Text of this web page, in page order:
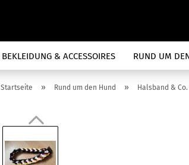
BEKLEIDUNG & ACCESSOIRES RUND UM
Startseite » Rund um den Hund » Halsband & Co.